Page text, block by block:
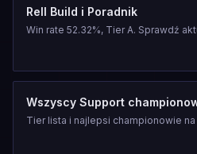
Rell Build i Poradnik
Win rate 52.32%, Tier A. Sprawdź
Wszyscy Support
Tier lista i najlepsi championowie